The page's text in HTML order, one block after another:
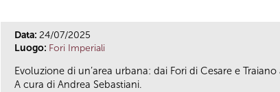
Data: 24/07/2025
Luogo: Fori Imperiali
Evoluzione di un’area urbana: dai Fori di Cesare e
A cura di Andrea Sebastiani.